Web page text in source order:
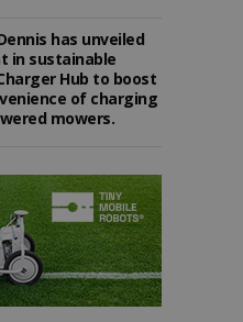
has unveiled
in sustainable
Hub to boost
of charging
mowers.